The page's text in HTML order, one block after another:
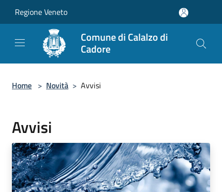
Regione Veneto
Comune di Calalzo di
Cadore
Home > Novità > Avvisi
Avvisi